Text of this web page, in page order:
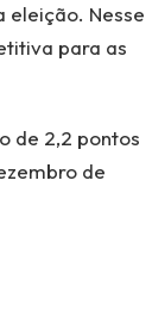
eleição. Nesse
para as
de 2,2 pontos
de